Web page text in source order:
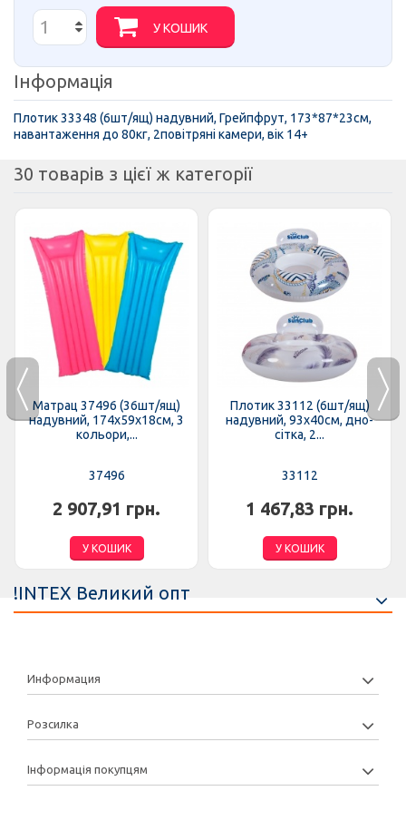
У КОШИК
Інформація
Плотик 33348 (6шт/ящ) надувний, Грейпфрут, 173*87*23см,
навантаження до 80кг, 2повітряні камери, вік 14+
30 товарів з цієї ж категорії
Матрац 37496 (36шт/ящ)
надувний, 174х59х18см, 3
кольори,...
37496
2 907,91 грн.
У КОШИК
Плотик 33112 (6шт/ящ)
надувний, 93х40см, дно-
сітка, 2...
33112
1 467,83 грн.
У КОШИК
!INTEX Великий опт
Информация
Розсилка
Інформація покупцям